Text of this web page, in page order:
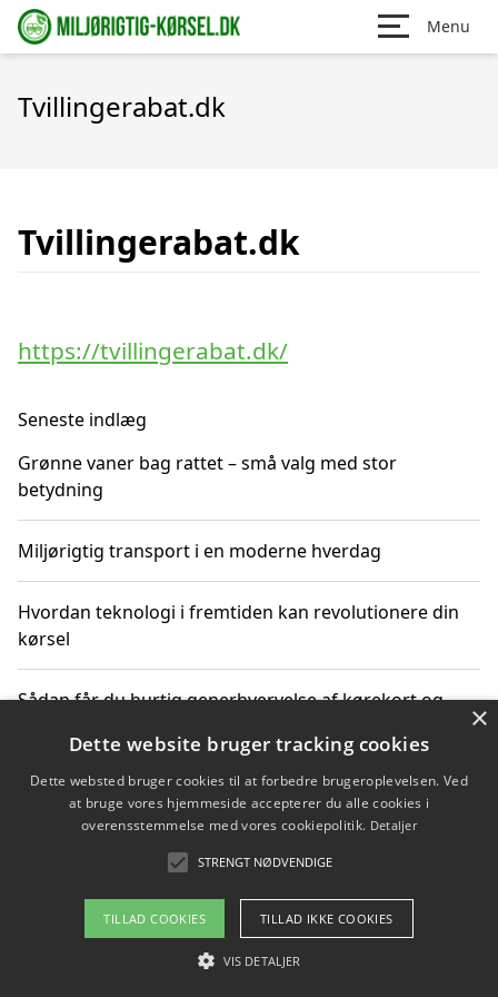
Menu
Tvillingerabat.dk
Tvillingerabat.dk
https://tvillingerabat.dk/
Seneste indlæg
Grønne vaner bag rattet – små valg med stor
betydning
Miljørigtig transport i en moderne hverdag
Hvordan teknologi i fremtiden kan revolutionere din
kørsel
Sådan får du hurtig generhvervelse af kørekort og
Sådan lærer du miljørigtig kørsel hos en køreskole i
Gentofte
Copyright 2026 - Pilanto Aps
Om / kontakt
×
Dette website bruger tracking cookies
Dette websted bruger cookies til at forbedre brugeroplevelsen. Ved
at bruge vores hjemmeside accepterer du alle cookies i
overensstemmelse med vores cookiepolitik. Detaljer
STRENGT NØDVENDIGE
TILLAD COOKIES TILLAD IKKE COOKIES
VIS DETALJER